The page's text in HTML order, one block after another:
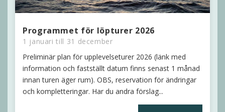
Programmet för löpturer 2026
1 januari till 31 december
Preliminär plan för upplevelseturer 2026 (länk med
information och fastställt datum finns senast 1 månad
innan turen äger rum). OBS, reservation för ändringar
och kompletteringar. Har du andra förslag...